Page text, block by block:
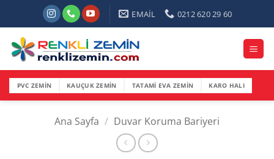
EMAİL 0212 620 29 60
PVC ZEMİN KAUÇUK ZEMİN TATAMİ EVA ZEMİN KARO HALI
Ana Sayfa / Duvar Koruma Bariyeri